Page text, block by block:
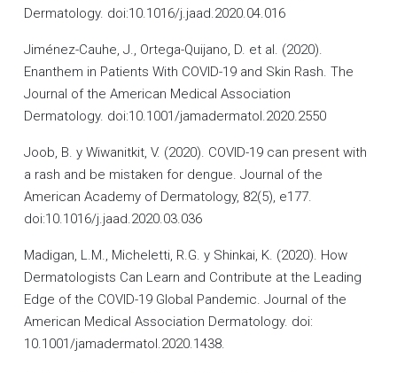
Dermatology. doi:10.1016/j.jaad.2020.04.016
Jiménez-Cauhe, J., Ortega-Quijano, D. et al. (2020).
Enanthem in Patients With COVID-19 and Skin Rash. The
Journal of the American Medical Association
Dermatology. doi:10.1001/jamadermatol.2020.2550
Joob, B. y Wiwanitkit, V. (2020). COVID-19 can present with
a rash and be mistaken for dengue. Journal of the
American Academy of Dermatology, 82(5), e177.
doi:10.1016/j.jaad.2020.03.036
Madigan, L.M., Micheletti, R.G. y Shinkai, K. (2020). How
Dermatologists Can Learn and Contribute at the Leading
Edge of the COVID-19 Global Pandemic. Journal of the
American Medical Association Dermatology. doi:
10.1001/jamadermatol.2020.1438.